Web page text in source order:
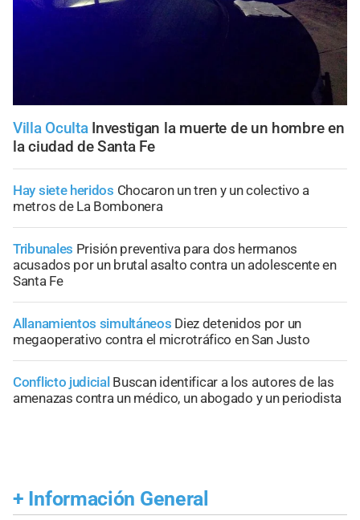
Villa Oculta Investigan la muerte de un hombre en
la ciudad de Santa Fe
Hay siete heridos Chocaron un tren y un colectivo a
metros de La Bombonera
Tribunales Prisión preventiva para dos hermanos
acusados por un brutal asalto contra un adolescente en
Santa Fe
Allanamientos simultáneos Diez detenidos por un
megaoperativo contra el microtráfico en San Justo
Conflicto judicial Buscan identificar a los autores de las
amenazas contra un médico, un abogado y un periodista
+ Información General